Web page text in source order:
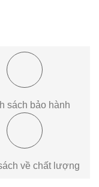
sách bảo hành
về chất lượng